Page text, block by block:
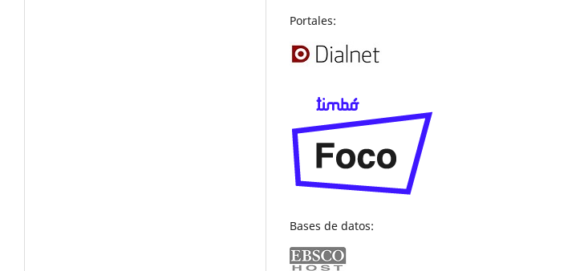
Portales:
Bases de datos: